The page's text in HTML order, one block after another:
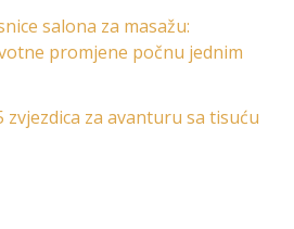
salona za masažu:
promjene počnu jednim
zvjezdica za avanturu sa tisuću